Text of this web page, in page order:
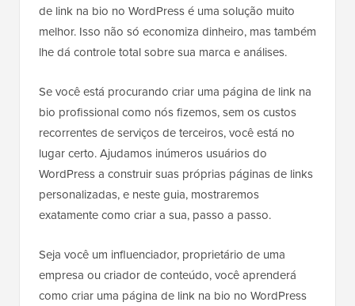
de link na bio no WordPress é uma solução muito
melhor. Isso não só economiza dinheiro, mas também
lhe dá controle total sobre sua marca e análises.
Se você está procurando criar uma página de link na
bio profissional como nós fizemos, sem os custos
recorrentes de serviços de terceiros, você está no
lugar certo. Ajudamos inúmeros usuários do
WordPress a construir suas próprias páginas de links
personalizadas, e neste guia, mostraremos
exatamente como criar a sua, passo a passo.
Seja você um influenciador, proprietário de uma
empresa ou criador de conteúdo, você aprenderá
como criar uma página de link na bio no WordPress